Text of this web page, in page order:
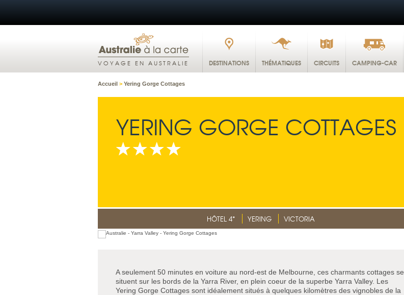
VOYAGE EN AUSTRALIE DESTINATIONS THÉMATIQUES CIRCUITS CAMPING-CAR
Accueil > Yering Gorge Cottages
YERING GORGE COTTAGES
HÔTEL 4* YERING VICTORIA
A seulement 50 minutes en voiture au nord-est de Melbourne, ces charmants cottages se
situent sur les bords de la Yarra River, en plein coeur de la superbe Yarra Valley. Les
Yering Gorge Cottages sont idéalement situés à quelques kilomètres des vignobles de la